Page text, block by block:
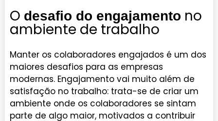
O desafio do engajamento no
ambiente de trabalho
Manter os colaboradores engajados é um dos
maiores desafios para as empresas
modernas. Engajamento vai muito além de
satisfação no trabalho: trata-se de criar um
ambiente onde os colaboradores se sintam
parte de algo maior, motivados a contribuir